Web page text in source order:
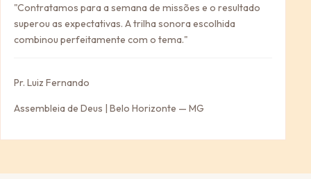
"Contratamos para a semana de missões e o resultado
superou as expectativas. A trilha sonora escolhida
combinou perfeitamente com o tema."
Pr. Luiz Fernando
Assembleia de Deus | Belo Horizonte — MG